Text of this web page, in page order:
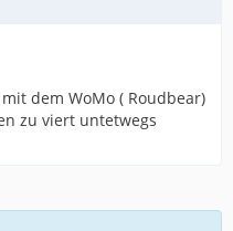
dem WoMo ( Roudbear)
zu viert untetwegs